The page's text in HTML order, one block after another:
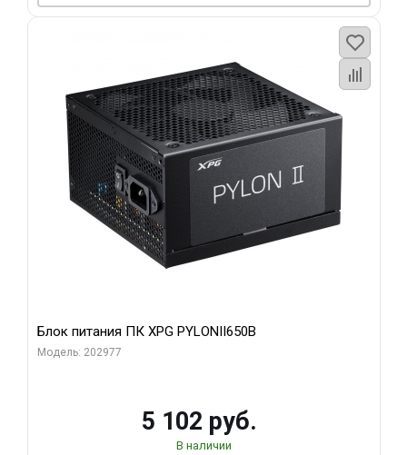
Блок питания ПК XPG PYLONII650B
Модель: 202977
5 102 руб.
В наличии